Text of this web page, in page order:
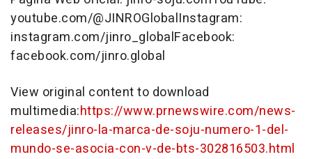
youtube.com/@JINROGlobalInstagram:
instagram.com/jinro_globalFacebook:
facebook.com/jinro.global
View original content to download
multimedia:https://www.prnewswire.com/news-
releases/jinro-la-marca-de-soju-numero-1-del-
mundo-se-asocia-con-v-de-bts-302816503.html